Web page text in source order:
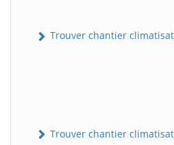
Trouver chantier
Trouver chantier